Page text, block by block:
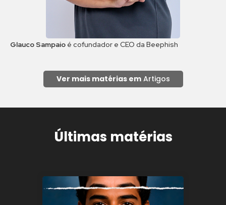
Glauco Sampaio é cofundador e CEO da Beephish
Ver mais matérias emArtigos
Últimas matérias